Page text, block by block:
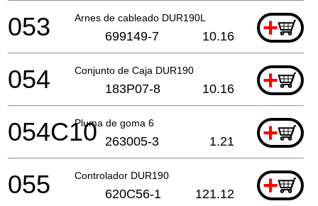
Arnes de cableado DUR190L +
053 699149-7 10.16
Conjunto de Caja DUR190 +
054 183P07-8 10.16
Pluma de goma 6 +
054C10 263005-3 1.21
Controlador DUR190 +
055 620C56-1 121.12